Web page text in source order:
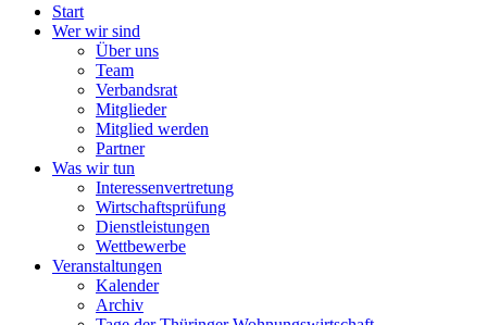
Start
Wer wir sind
Über uns
Team
Verbandsrat
Mitglieder
Mitglied werden
Partner
Was wir tun
Interessenvertretung
Wirtschaftsprüfung
Dienstleistungen
Wettbewerbe
Veranstaltungen
Kalender
Archiv